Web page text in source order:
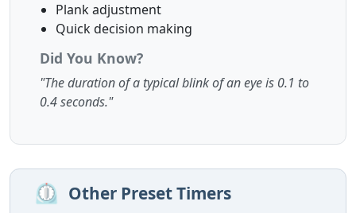
Plank adjustment
Quick decision making
Did You Know?
"The duration of a typical blink of an eye is 0.1 to
0.4 seconds."
⏲️ Other Preset Timers